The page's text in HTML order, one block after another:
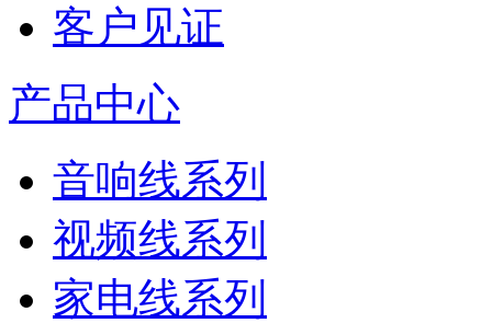
客户见证
产品中心
音响线系列
视频线系列
家电线系列